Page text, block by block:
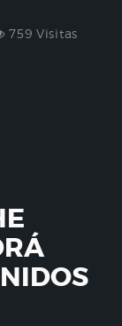
759 Visitas